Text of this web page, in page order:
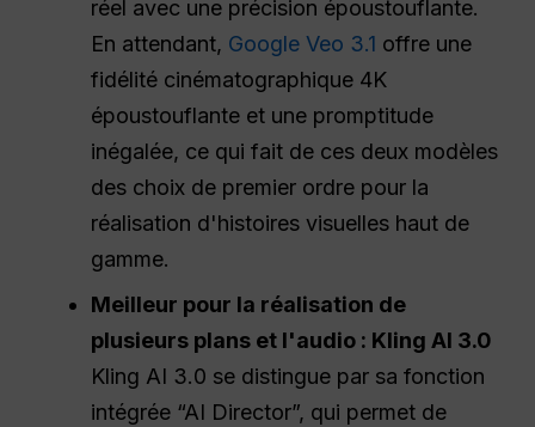
réel avec une précision époustouflante.
En attendant, Google Veo 3.1 offre une
fidélité cinématographique 4K
époustouflante et une promptitude
inégalée, ce qui fait de ces deux modèles
des choix de premier ordre pour la
réalisation d'histoires visuelles haut de
gamme.
Meilleur pour la réalisation de
plusieurs plans et l'audio : Kling AI 3.0
Kling AI 3.0 se distingue par sa fonction
intégrée “AI Director”, qui permet de